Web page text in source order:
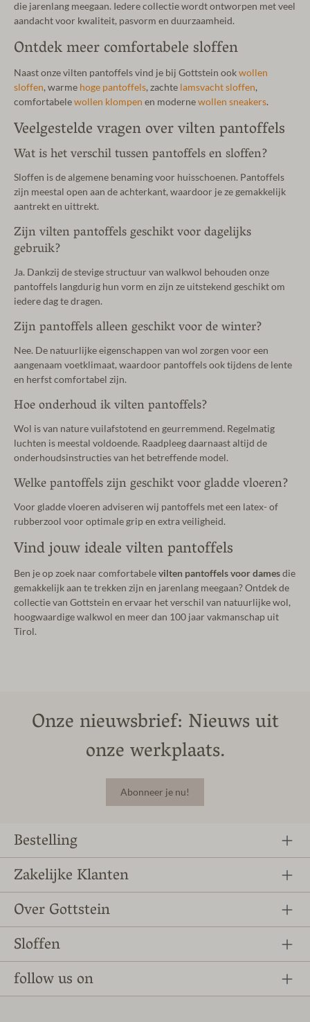
die jarenlang meegaan. Iedere collectie wordt ontworpen met veel
aandacht voor kwaliteit, pasvorm en duurzaamheid.
Ontdek meer comfortabele sloffen
Naast onze vilten pantoffels vind je bij Gottstein ookwollen
sloffen, warme hoge pantoffels, zachte lamsvacht sloffen,
comfortabelewollen klompen en modernewollen sneakers.
Veelgestelde vragen over vilten pantoffels
Wat is het verschil tussen pantoffels en sloffen?
Sloffen is de algemene benaming voor huisschoenen. Pantoffels
zijn meestal open aan de achterkant, waardoor je ze gemakkelijk
aantrekt en uittrekt.
Zijn vilten pantoffels geschikt voor dagelijks
gebruik?
Ja. Dankzij de stevige structuur van walkwol behouden onze
pantoffels langdurig hun vorm en zijn ze uitstekend geschikt om
iedere dag te dragen.
Zijn pantoffels alleen geschikt voor de winter?
Nee. De natuurlijke eigenschappen van wol zorgen voor een
aangenaam voetklimaat, waardoor pantoffels ook tijdens de lente
en herfst comfortabel zijn.
Hoe onderhoud ik vilten pantoffels?
Wol is van nature vuilafstotend en geurremmend. Regelmatig
luchten is meestal voldoende. Raadpleeg daarnaast altijd de
onderhoudsinstructies van het betreffende model.
Welke pantoffels zijn geschikt voor gladde vloeren?
Voor gladde vloeren adviseren wij pantoffels met een latex- of
rubberzool voor optimale grip en extra veiligheid.
Vind jouw ideale vilten pantoffels
Ben je op zoek naar comfortabelevilten pantoffels voor damesdie
gemakkelijk aan te trekken zijn en jarenlang meegaan? Ontdek de
collectie van Gottstein en ervaar het verschil van natuurlijke wol,
hoogwaardige walkwol en meer dan 100 jaar vakmanschap uit
Tirol.
Onze nieuwsbrief: Nieuws uit
onze werkplaats.
Abonneer je nu!
Bestelling
Zakelijke Klanten
Over Gottstein
Sloffen
follow us on